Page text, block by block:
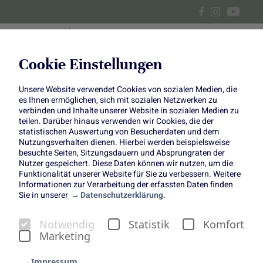
Cookie Einstellungen
Unsere Website verwendet Cookies von sozialen Medien, die
es Ihnen ermöglichen, sich mit sozialen Netzwerken zu
verbinden und Inhalte unserer Website in sozialen Medien zu
teilen. Darüber hinaus verwenden wir Cookies, die der
statistischen Auswertung von Besucherdaten und dem
Nutzungsverhalten dienen. Hierbei werden beispielsweise
besuchte Seiten, Sitzungsdauern und Absprungraten der
Nutzer gespeichert. Diese Daten können wir nutzen, um die
Funktionalität unserer Website für Sie zu verbessern. Weitere
Informationen zur Verarbeitung der erfassten Daten finden
Sie in unserer
Datenschutzerklärung.
Notwendig Statistik
Komfort
Marketing
Mandelschnitten mit
Heidelbeeren
den Beeren, die man einfach